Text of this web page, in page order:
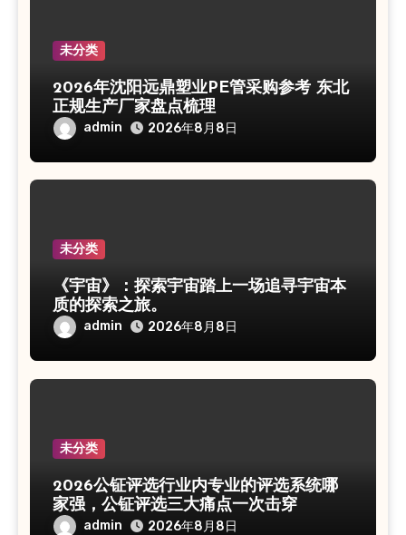
未分类
2026年沈阳远鼎塑业PE管采购参考 东北
正规生产厂家盘点梳理
admin 2026年8月8日
未分类
《宇宙》：探索宇宙踏上一场追寻宇宙本
质的探索之旅。
admin 2026年8月8日
未分类
2026公钲评选行业内专业的评选系统哪
家强，公钲评选三大痛点一次击穿
admin 2026年8月8日